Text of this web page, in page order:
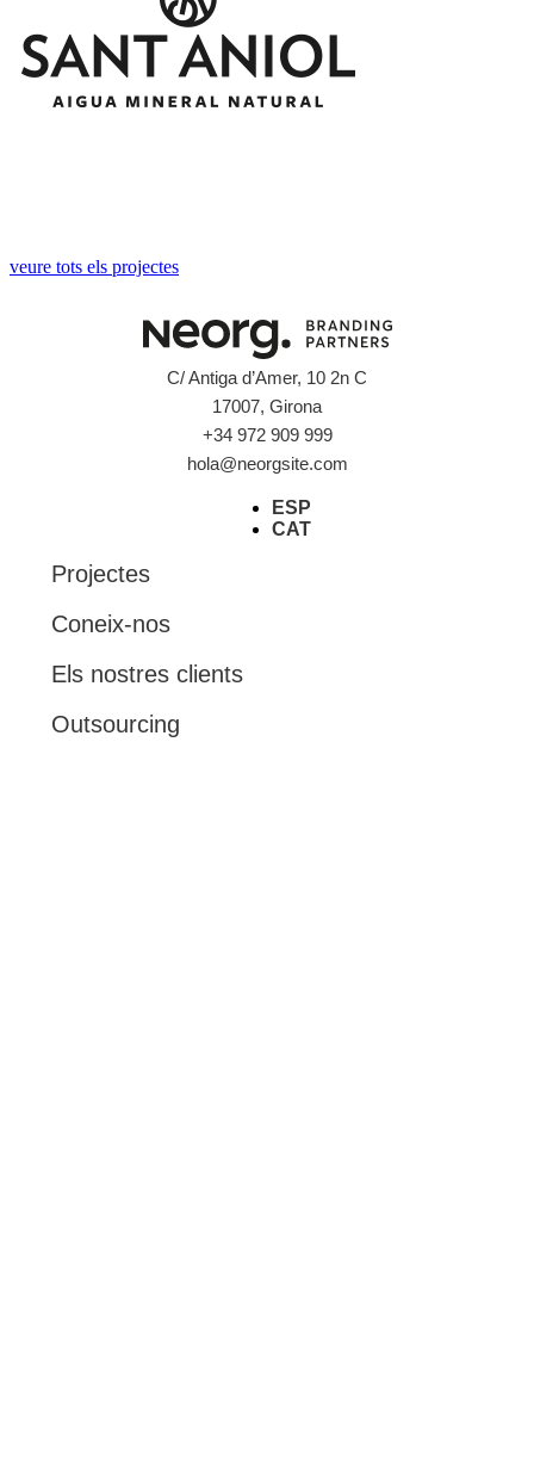
veure tots els projectes
C/ Antiga d’Amer, 10 2n C
17007, Girona
+34 972 909 999
hola@neorgsite.com
ESP
CAT
Projectes
Coneix-nos
Els nostres clients
Outsourcing